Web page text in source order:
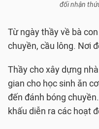
đổi nhận
Từ ngày thầy về bà
chuyền, cầu lông. Nơi
Thầy cho xây dựng
gian cho học sinh ăn
đến đánh bóng
khấu diễn ra các hoạt